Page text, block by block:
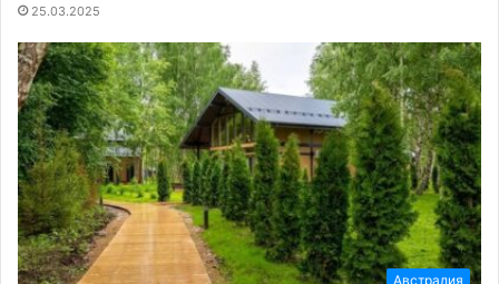
25.03.2025
Австралия